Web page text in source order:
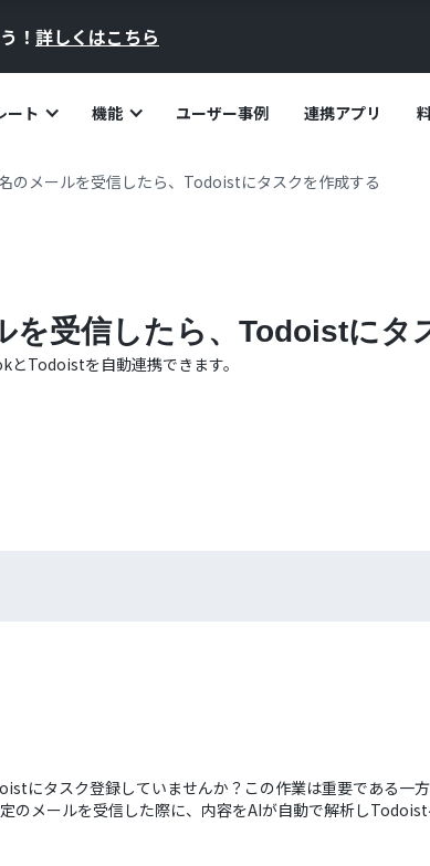
！ 詳しくはこちら
ート 機能 ユーザー事例 連携アプリ
のメールを受信したら、Todoistにタスクを作成する
を受信したら、Todoistにタ
とTodoistを自動連携できます。
にタスク登録していませんか？この作業は重要である一
のメールを受信した際に、内容をAIが自動で解析し